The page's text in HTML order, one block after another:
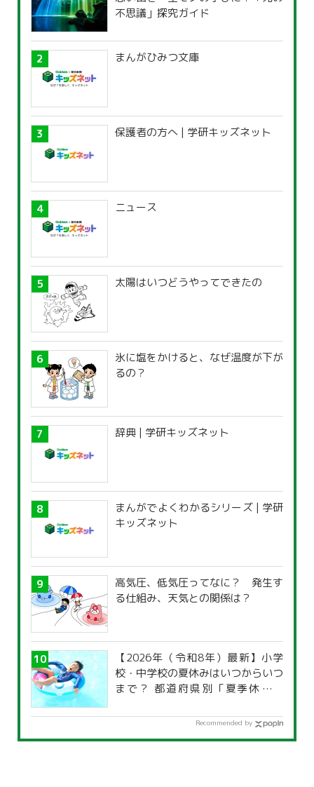
不思議」探究ガイド
まんがひみつ文庫
保護者の方へ | 学研キッズネット
ニュース
太陽はいつどうやってできたの
氷に塩をかけると、なぜ温度が下が
るの？
辞典 | 学研キッズネット
まんがでよくわかるシリーズ | 学研
キッズネット
高気圧、低気圧ってなに？ 発生す
る仕組み、天気との関係は？
【2026年（令和8年）最新】小学
校・中学校の夏休みはいつからいつ
まで？ 都道府県別「夏季休暇一
Recommended by